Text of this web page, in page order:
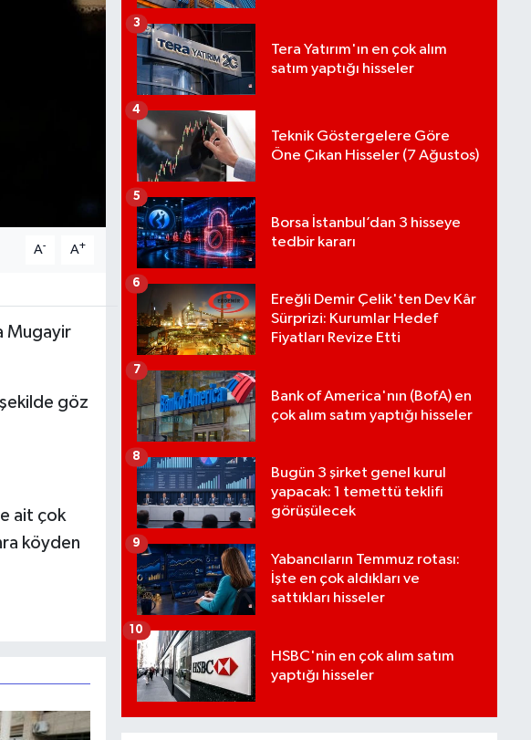
A- A+
Mugayir
göz
ait çok
köyden
Tera Yatırım'ın en çok alım
satım yaptığı hisseler
3
Teknik Göstergelere Göre
Öne Çıkan Hisseler (7 Ağustos)
4
Borsa İstanbul’dan 3 hisseye
tedbir kararı
5
Ereğli Demir Çelik'ten Dev Kâr
Sürprizi: Kurumlar Hedef
Fiyatları Revize Etti
6
Bank of America'nın (BofA) en
çok alım satım yaptığı hisseler
7
Bugün 3 şirket genel kurul
yapacak: 1 temettü teklifi
görüşülecek
8
Yabancıların Temmuz rotası:
İşte en çok aldıkları ve
sattıkları hisseler
9
HSBC'nin en çok alım satım
yaptığı hisseler
10